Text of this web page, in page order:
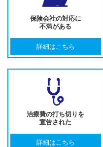
保険会社の対応に
不満がある
詳細はこちら
治療費の打ち切りを
宣告された
詳細はこちら